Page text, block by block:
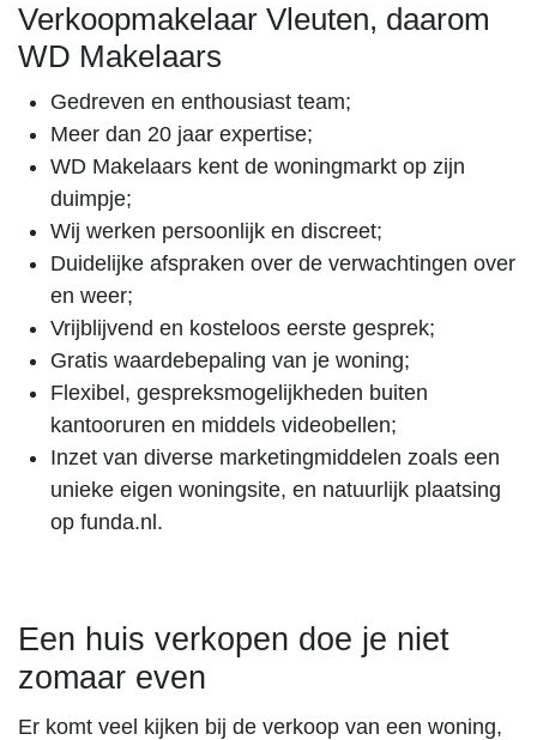
Verkoopmakelaar Vleuten, daarom
WD Makelaars
Gedreven en enthousiast team;
Meer dan 20 jaar expertise;
WD Makelaars kent de woningmarkt op zijn
duimpje;
Wij werken persoonlijk en discreet;
Duidelijke afspraken over de verwachtingen over
en weer;
Vrijblijvend en kosteloos eerste gesprek;
Gratis waardebepaling van je woning;
Flexibel, gespreksmogelijkheden buiten
kantooruren en middels videobellen;
Inzet van diverse marketingmiddelen zoals een
unieke eigen woningsite, en natuurlijk plaatsing
op funda.nl.
Een huis verkopen doe je niet
zomaar even
Er komt veel kijken bij de verkoop van een woning,